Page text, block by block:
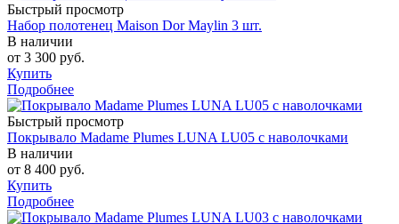
Быстрый просмотр
Набор полотенец Maison Dor Maylin 3 шт.
В наличии
от 3 300 руб.
Купить
Подробнее
Быстрый просмотр
Покрывало Madame Plumes LUNA LU05 с наволочками
В наличии
от 8 400 руб.
Купить
Подробнее